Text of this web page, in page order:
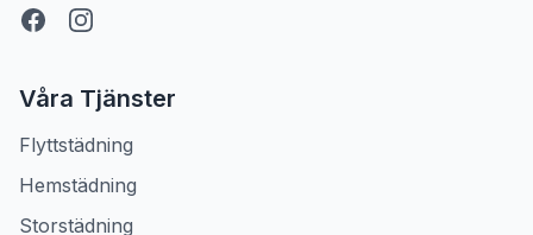
Våra Tjänster
Flyttstädning
Hemstädning
Storstädning